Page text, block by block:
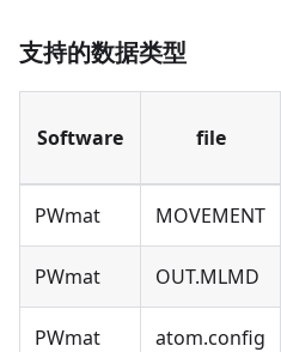
支持的数据类型
Software file
PWmat MOVEMENT
PWmat OUT.MLMD
PWmat atom.config